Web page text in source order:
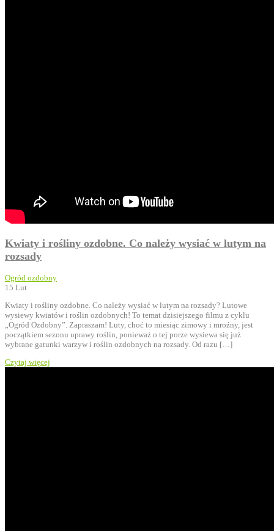
Kwiaty i rośliny ozdobne. Co należy wysiać w lutym na
rozsady
Ogród ozdobny
15 Lut
Kwiaty i rośliny ozdobne. Co należy wysiać w lutym na rozsady? Lutowe
wysiewy kwiatów i roślin ozdobnych! To temat dzisiejszego filmu z cyklu
„Ogród Ozdobny”. Zapraszam! Luty, choć to miesiąc zimowy i mroźny, jest
początkiem sezonu uprawy roślin, ponieważ o tej porze wysiewa się już
wybrane gatunki warzyw i roślin ozdobnych na rozsady. Od razu […]
Czytaj więcej